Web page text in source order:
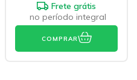
Frete grátis
no período integral
COMPRAR